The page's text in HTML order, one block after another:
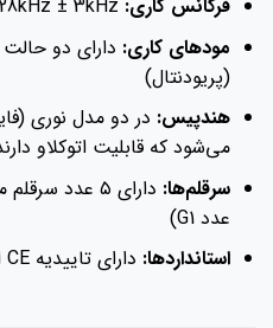
فرکانس کاری:28kHz ± 3kHz
مودهای کاری:
(پریودنتال)
هندپیس:
می‌شود که قابلیت اتوکلاو دارند
سرقلم‌ها:
عدد G1)
استانداردها:دارای تاییدیه CE اروپا و FDA آمریکا